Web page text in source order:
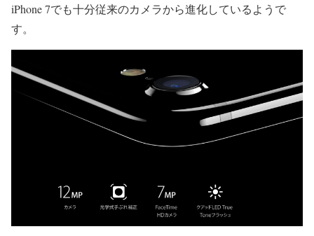
iPhone 7でも十分従来のカメラから進化しているようで
す。